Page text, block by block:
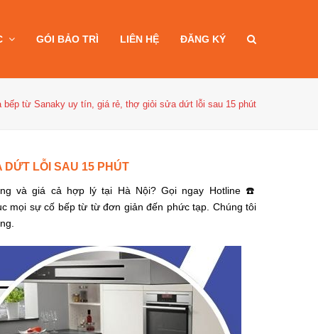
GÓI BẢO TRÌ LIÊN HỆ ĐĂNG KÝ
bếp từ Sanaky uy tín, giá rẻ, thợ giỏi sửa dứt lỗi sau 15 phút
DỨT LỖI SAU 15 PHÚT
và giá cả hợp lý tại Hà Nội? Gọi ngay Hotline ☎️
mọi sự cố bếp từ từ đơn giản đến phức tạp. Chúng tôi